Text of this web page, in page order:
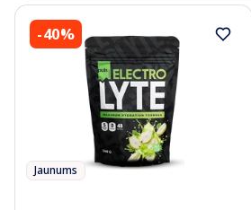
-40%
Jaunums